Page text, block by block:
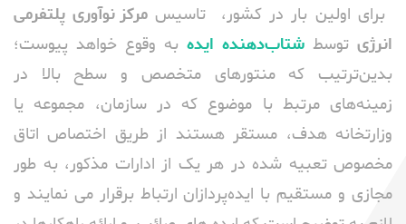
برای اولین بار در کشور، تاسیس مرکز نوآوری پلتفرمی
انرژی توسط شتاب‌دهنده ایده به وقوع خواهد پیوست؛
بدین‌ترتیب که منتورهای متخصص و سطح بالا در
زمینه‌های مرتبط با موضوع که در سازمان، مجموعه یا
وزارتخانه هدف، مستقر هستند از طریق اختصاص اتاق
مخصوص تعبیه شده در هر یک از ادارات مذکور، به طور
مجازی و مستقیم با ایده‌پردازان ارتباط برقرار می نمایند و